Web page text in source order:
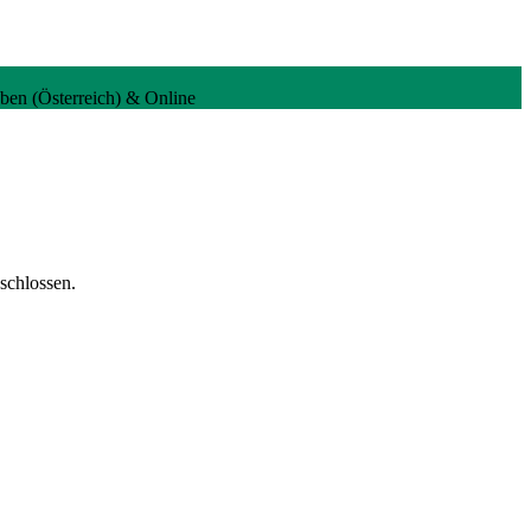
(Österreich) & Online